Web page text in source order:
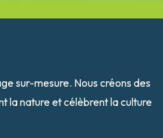
sur-mesure. Nous créons des
la nature et célèbrent la culture